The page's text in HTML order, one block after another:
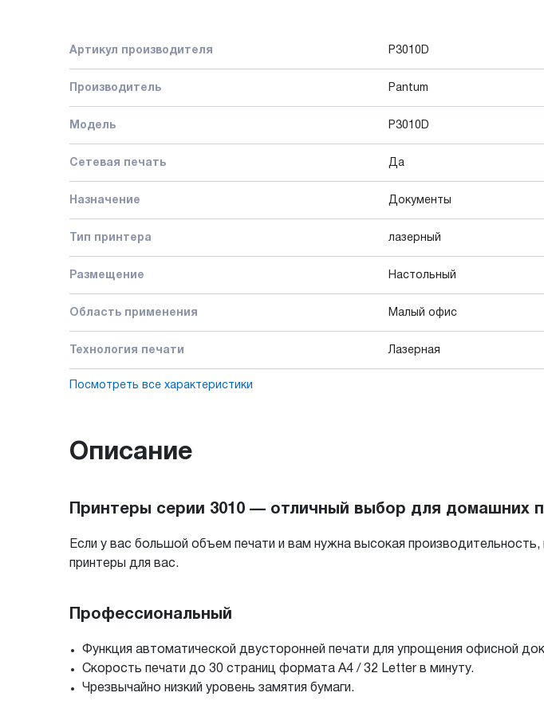
Артикул производителя P3010D
Производитель Pantum
Модель P3010D
Сетевая печать Да
Назначение Документы
Тип принтера лазерный
Размещение Настольный
Область применения Малый офис
Технология печати Лазерная
Посмотреть все характеристики
Описание
Принтеры серии 3010 — отличный выбор для домашних
Если у вас большой объем печати и вам нужна высокая
принтеры для вас.
Профессиональный
Функция автоматической двусторонней печати для упрощения офисной
Скорость печати до 30 страниц формата A4 / 32 Letter в минуту.
Чрезвычайно низкий уровень замятия бумаги.